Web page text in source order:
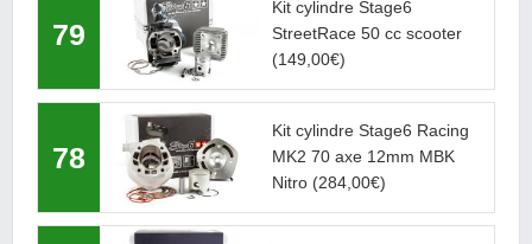
79
Kit cylindre Stage6
StreetRace 50 cc scooter
(149,00€)
78
Kit cylindre Stage6 Racing
MK2 70 axe 12mm MBK
Nitro (284,00€)